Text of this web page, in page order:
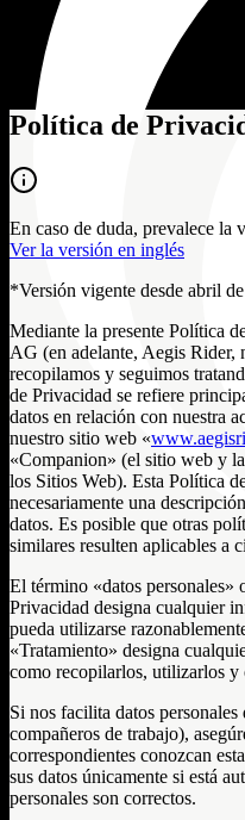
Política de
En caso de duda, prevalece la
Ver la versión en inglés
*Versión vigente desde abril
Mediante la presente Política
AG (en adelante, Aegis Rider,
recopilamos y seguimos
de Privacidad se refiere
datos en relación con nuestra
nuestro sitio web «
«Companion» (el sitio web y
los Sitios Web). Esta Política
necesariamente una
datos. Es posible que otras
similares resulten aplicables a
El término «datos personales»
Privacidad designa cualquier
pueda utilizarse
«Tratamiento» designa
como recopilarlos, utilizarlos y
Si nos facilita datos
compañeros de trabajo),
correspondientes conozcan
sus datos únicamente si está
personales son correctos.